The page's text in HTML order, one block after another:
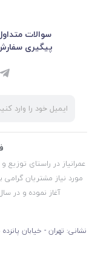
سوالات
پیگیری
عمرانیاز در راستای
آغاز نموده و در سال 1397 با ظاهری جذاب و
نشانی: تهران - خیابان